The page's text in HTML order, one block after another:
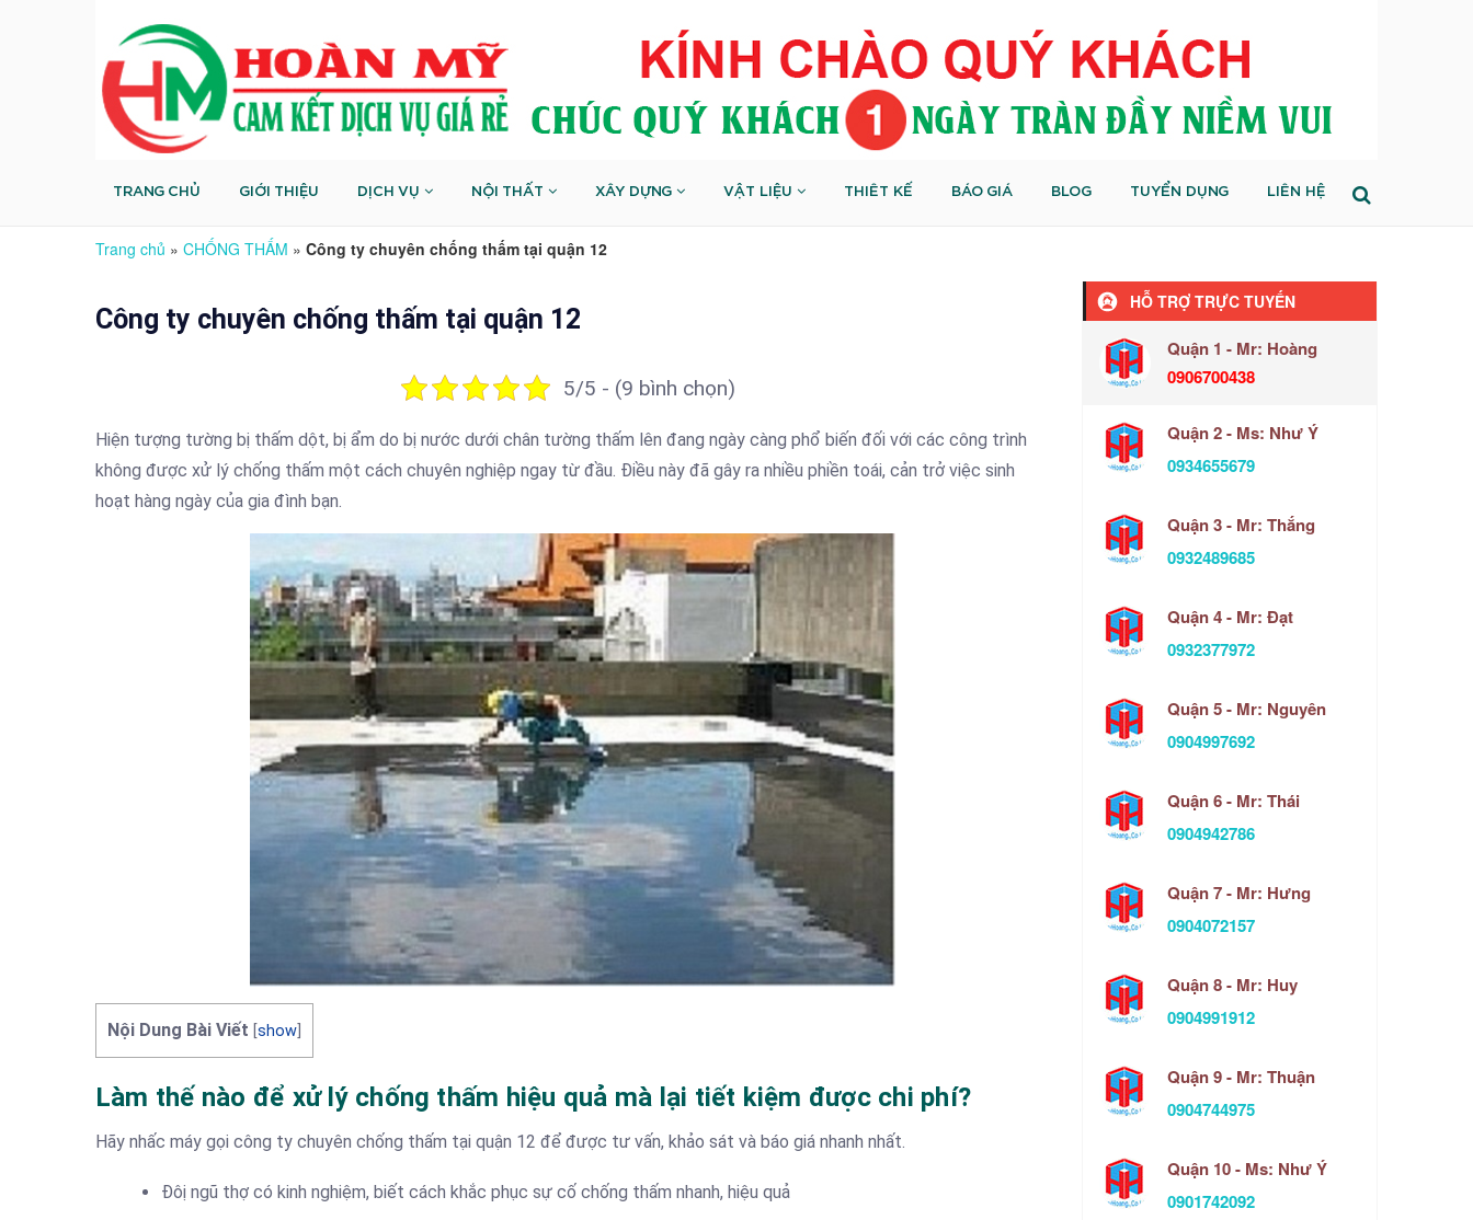
TRANG CHỦ GIỚI THIỆU DỊCH VỤ NỘI THẤT XÂY DỰNG VẬT LIỆU THIÊT KẾ BÁO GIÁ BLOG TUYỂN DỤNG LIÊN HỆ
Trang chủ » CHỐNG THẤM » Công ty chuyên chống thấm tại quận 12
Công ty chuyên chống thấm tại quận 12
5/5 - (9 bình chọn)
Hiện tượng tường bị thấm dột, bị ẩm do bị nước dưới chân tường thấm lên đang ngày càng phổ biến đối với các công trình
không được xử lý chống thấm một cách chuyên nghiệp ngay từ đầu. Điều này đã gây ra nhiều phiền toái, cản trở việc sinh
hoạt hàng ngày của gia đình bạn.
Nội Dung Bài Viết show
Làm thế nào để xử lý chống thấm hiệu quả mà lại tiết kiệm được chi phí?
Hãy nhấc máy gọi công ty chuyên chống thấm tại quận 12 để được tư vấn, khảo sát và báo giá nhanh nhất.
Đôị ngũ thợ có kinh nghiệm, biết cách khắc phục sự cố chống thấm nhanh, hiệu quả
HỖ TRỢ TRỰC TUYẾN
Quận 1 - Mr: Hoàng
0906700438
Quận 2 - Ms: Như Ý
0934655679
Quận 3 - Mr: Thắng
0932489685
Quận 4 - Mr: Đạt
0932377972
Quận 5 - Mr: Nguyên
0904997692
Quận 6 - Mr: Thái
0904942786
Quận 7 - Mr: Hưng
0904072157
Quận 8 - Mr: Huy
0904991912
Quận 9 - Mr: Thuận
0904744975
Quận 10 - Ms: Như Ý
0901742092